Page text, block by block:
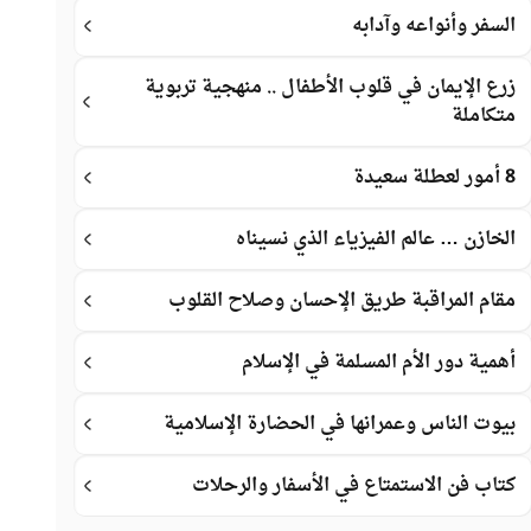
السفر وأنواعه وآدابه
زرع الإيمان في قلوب الأطفال .. منهجية تربوية
متكاملة
8 أمور لعطلة سعيدة
الخازن … عالم الفيزياء الذي نسيناه
مقام المراقبة طريق الإحسان وصلاح القلوب
أهمية دور الأم المسلمة في الإسلام
بيوت الناس وعمرانها في الحضارة الإسلامية
كتاب فن الاستمتاع في الأسفار والرحلات